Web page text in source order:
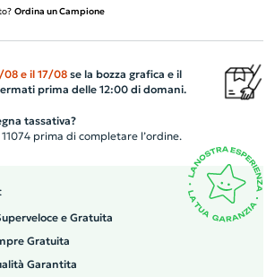
Ordina un Campione
08 e il 17/08se la bozza grafica e il
prima delle 12:00 di domani.
tassativa?
prima di completare l’ordine.
e Gratuita
Gratuita
Garantita